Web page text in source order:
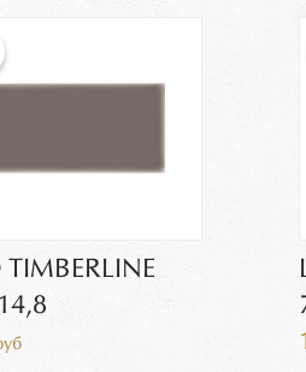
TIMBERLINE